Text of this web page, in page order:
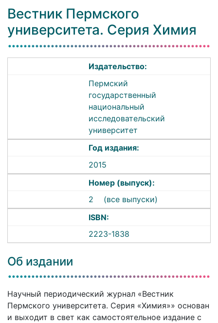
Вестник Пермского
университета. Серия Химия
Издательство:
Пермский
государственный
национальный
исследовательский
университет
Год издания:
2015
Номер (выпуск):
2
(все выпуски)
ISBN:
2223-1838
Об издании
Научный периодический журнал «Вестник
Пермского университета. Серия «Химия»» основан
и выходит в свет как самостоятельное издание с